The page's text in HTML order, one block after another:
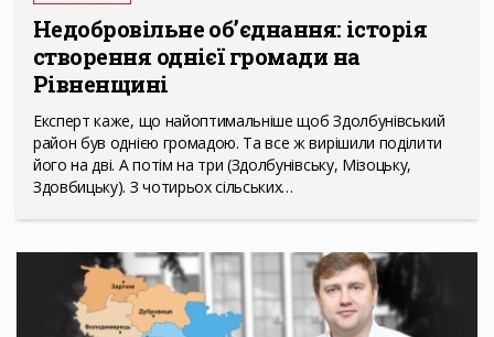
Недобровільне об’єднання: історія
створення однієї громади на
Рівненщині
Експерт каже, що найоптимальніше щоб Здолбунівський
район був однією громадою. Та все ж вирішили поділити
його на дві. А потім на три (Здолбунівську, Мізоцьку,
Здовбицьку). З чотирьох сільських…